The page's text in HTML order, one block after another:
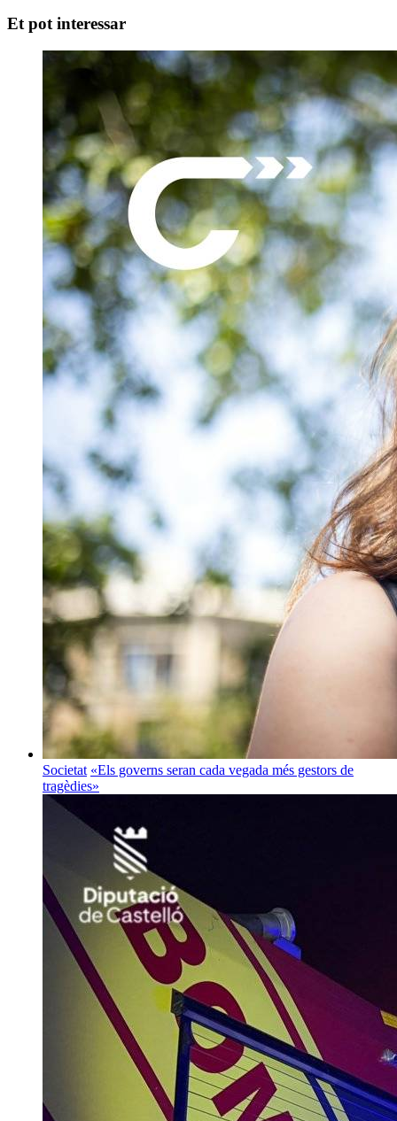
Et pot interessar
Societat «Els governs seran cada vegada més gestors de
tragèdies»